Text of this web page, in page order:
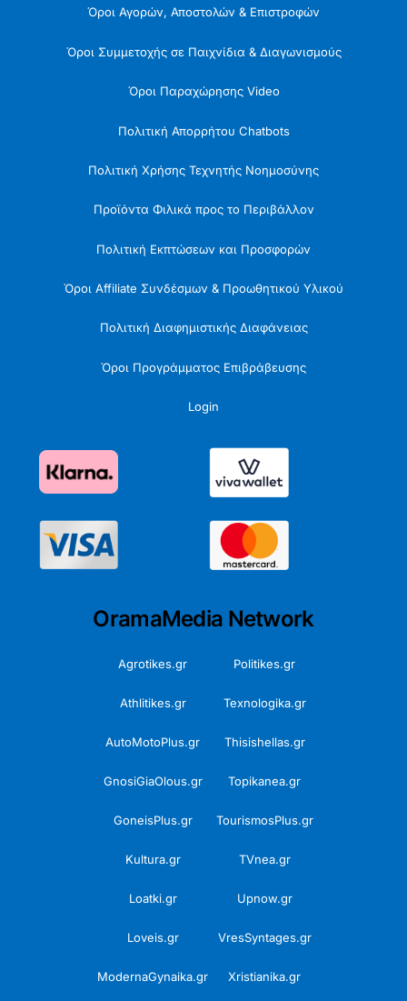
Όροι Αγορών, Αποστολών & Επιστροφών
Όροι Συμμετοχής σε Παιχνίδια & Διαγωνισμούς
Όροι Παραχώρησης Video
Πολιτική Απορρήτου Chatbots
Πολιτική Χρήσης Τεχνητής Νοημοσύνης
Προϊόντα Φιλικά προς το Περιβάλλον
Πολιτική Εκπτώσεων και Προσφορών
Όροι Affiliate Συνδέσμων & Προωθητικού Υλικού
Πολιτική Διαφημιστικής Διαφάνειας
Όροι Προγράμματος Επιβράβευσης
Login
OramaMedia Network
Agrotikes.gr Politikes.gr
Athlitikes.gr Texnologika.gr
AutoMotoPlus.gr Thisishellas.gr
GnosiGiaOlous.gr Topikanea.gr
GoneisPlus.gr TourismosPlus.gr
Kultura.gr TVnea.gr
Loatki.gr Upnow.gr
Loveis.gr VresSyntages.gr
ModernaGynaika.gr Xristianika.gr